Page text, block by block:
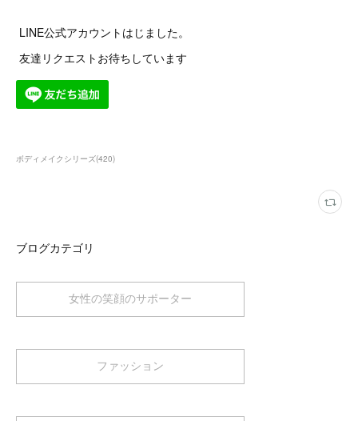
LINE公式アカウントはじました。
友達リクエストお待ちしています
ボディメイクシリーズ(420)
ブログカテゴリ
女性の笑顔のサポーター
ファッション